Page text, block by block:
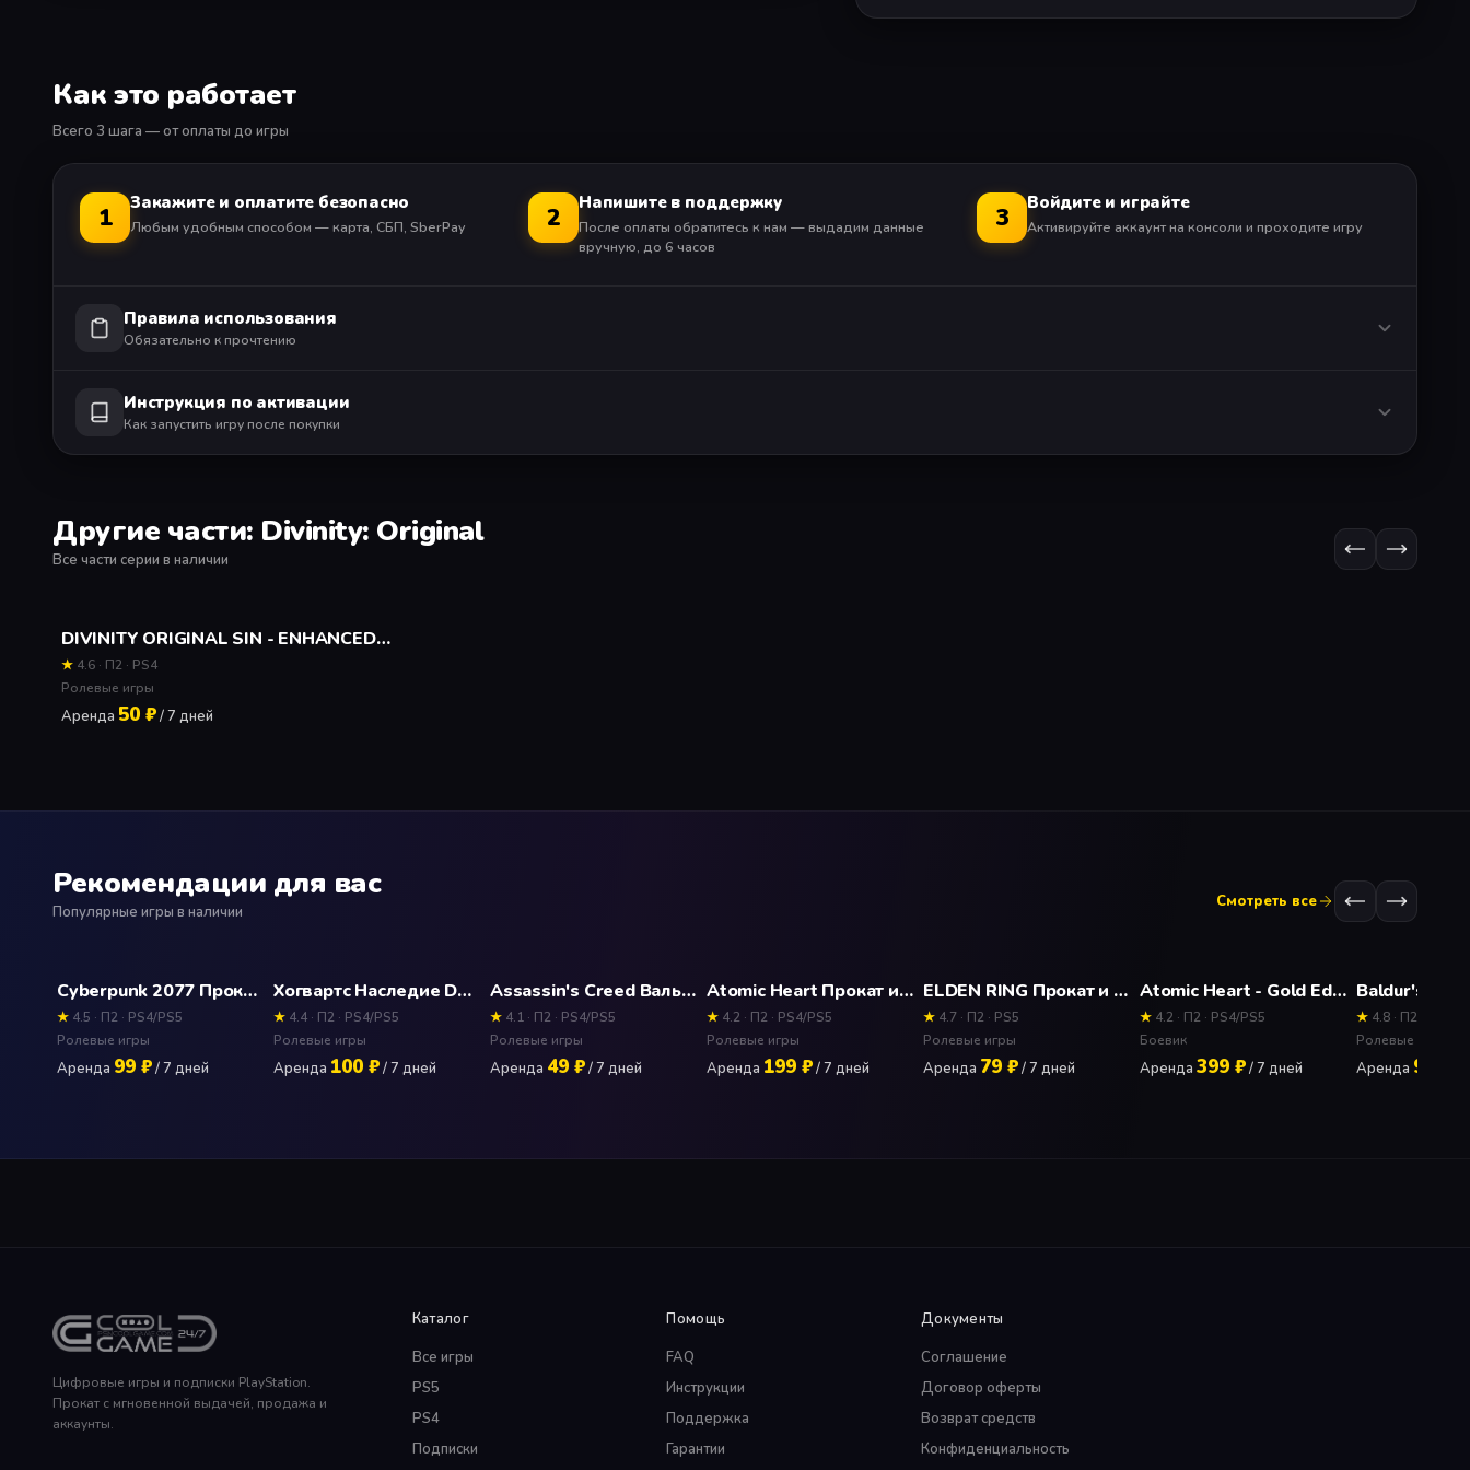
Как это работает
Всего 3 шага — от оплаты до игры
1 Закажите и оплатите безопасно
Любым удобным способом — карта, СБП, SberPay 2 Напишите в поддержку
После оплаты обратитесь к нам — выдадим данные
вручную, до 6 часов
3 Войдите и играйте
Активируйте аккаунт на консоли и проходите игру
Правила использования
Обязательно к прочтению
Инструкция по активации
Как запустить игру после покупки
Другие части: Divinity: Original
Все части серии в наличии
DIVINITY ORIGINAL SIN - ENHANCED EDITION Прокат и аренда игры 7 дней
★ 4.6 · П2 · PS4
Ролевые игры
Аренда 50 ₽/ 7 дней
Рекомендации для вас
Популярные игры в наличии
Смотреть все
Cyberpunk 2077 Прокат и аренда игры 7 дней
★ 4.5 · П2 · PS4/PS5
Ролевые игры
Аренда 99 ₽/ 7 дней
Хогвартс Наследие Deluxe Edition (Hogwarts Legacy) Прокат и аренда игры 7 дней
★ 4.4 · П2 · PS4/PS5
Ролевые игры
Аренда 100 ₽/ 7 дней
Assassin's Creed Вальгалла (Valhalla) Прокат и аренда игры 7 дней
★ 4.1 · П2 · PS4/PS5
Ролевые игры
Аренда 49 ₽/ 7 дней
Atomic Heart Прокат и аренда игры 7 дней
★ 4.2 · П2 · PS4/PS5
Ролевые игры
Аренда 199 ₽/ 7 дней
ELDEN RING Прокат и аренда игры 7 дней
★ 4.7 · П2 · PS5
Ролевые игры
Аренда 79 ₽/ 7 дней
Atomic Heart - Gold Edition (Новое дополнение) Прокат и аренда игры 7 дней
★ 4.2 · П2 · PS4/PS5
Боевик
Аренда 399 ₽/ 7 дней
★ 4.8 · П2 · PS5
Ролевые игры
Аренда 99 ₽
Цифровые игры и подписки PlayStation.
Прокат с мгновенной выдачей, продажа и
аккаунты.
Каталог
Все игры
PS5
PS4
Подписки
Помощь
FAQ
Инструкции
Поддержка
Гарантии
Документы
Соглашение
Договор оферты
Возврат средств
Конфиденциальность